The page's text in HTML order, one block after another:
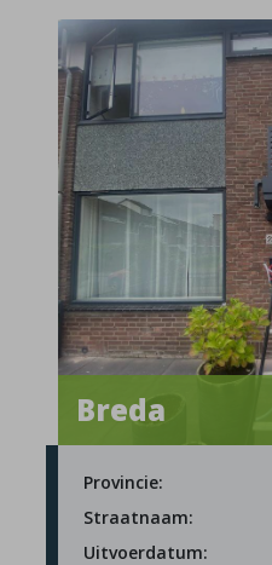
Breda
Provincie:
Straatnaam:
Uitvoerdatum: